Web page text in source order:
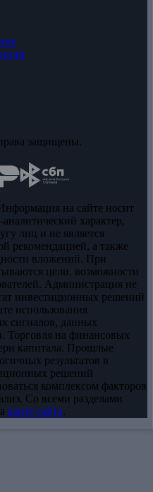
защищены.
на сайте носит
характер,
лиц и не является
рекомендацией, а также
вложений. При
цели, возможности
Администрация не
инвестиционных решений
использования
сигналов, данных
Торговля на финансовых
капитала. Прошлые
результатов в
решений
комплексом факторов
Со всеми разделами
карте сайта.